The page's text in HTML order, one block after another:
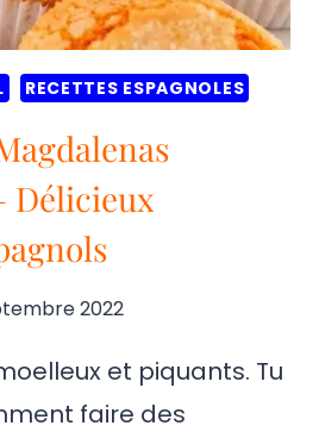
RECETTES ESPAGNOLES
Délicieux
2022
et piquants. Tu
faire des